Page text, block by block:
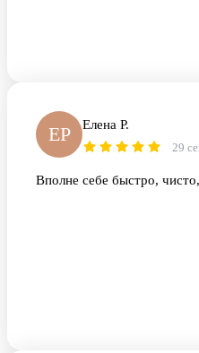
ЕР Елена Р.
29
Вполне себе быстро,